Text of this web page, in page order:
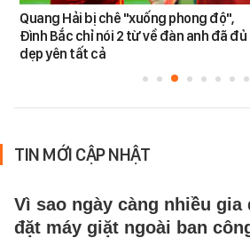
Quang Hải bị chê "xuống phong độ",
Đình Bắc chỉ nói 2 từ về đàn anh đã đủ
dẹp yên tất cả
TIN MỚI CẬP NHẬT
Vì sao ngày càng nhiều gia
đặt máy giặt ngoài ban